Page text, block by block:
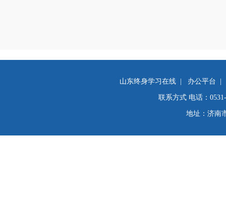
山东终身学习在线 办公平台
联系方式 电话：
地址：济南